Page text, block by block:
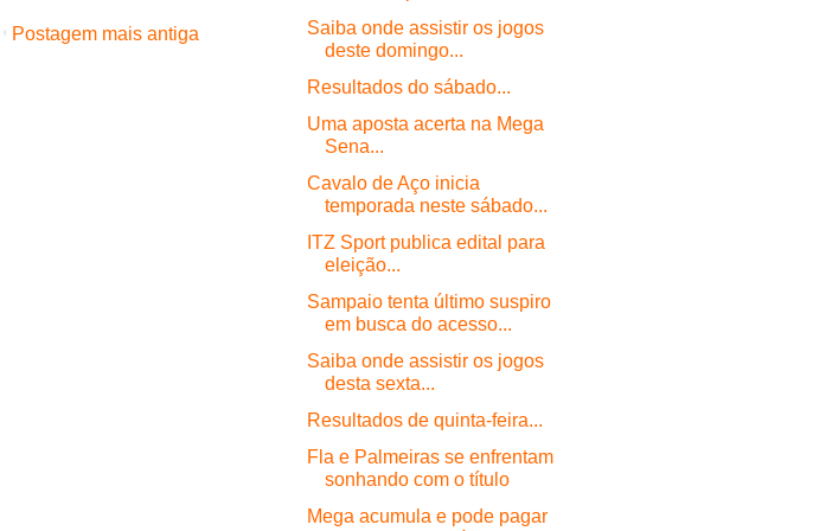
Postagem mais antiga
Saiba onde assistir os jogos
deste domingo...
Resultados do sábado...
Uma aposta acerta na Mega
Sena...
Cavalo de Aço inicia
temporada neste sábado...
ITZ Sport publica edital para
eleição...
Sampaio tenta último suspiro
em busca do acesso...
Saiba onde assistir os jogos
desta sexta...
Resultados de quinta-feira...
Fla e Palmeiras se enfrentam
sonhando com o título
Mega acumula e pode pagar